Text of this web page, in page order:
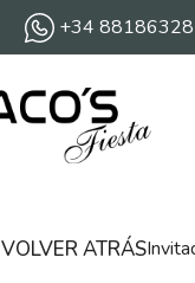
+34
VOLVER ATRÁS